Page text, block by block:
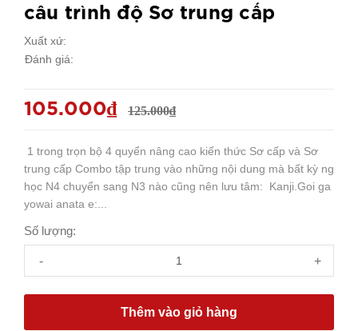
câu trình độ Sơ trung cấp
Xuất xứ:
Đánh giá:
105.000₫ 125.000₫
1 trong trọn bộ 4 quyển nâng cao kiến thức Sơ cấp và Sơ
trung cấp Combo tập trung vào những nội dung mà bất kỳ ng
học N4 chuyển sang N3 nào cũng nên lưu tâm: Kanji.Goi ga
yowai anata e:...
Số lượng:
- +
Thêm vào giỏ hàng